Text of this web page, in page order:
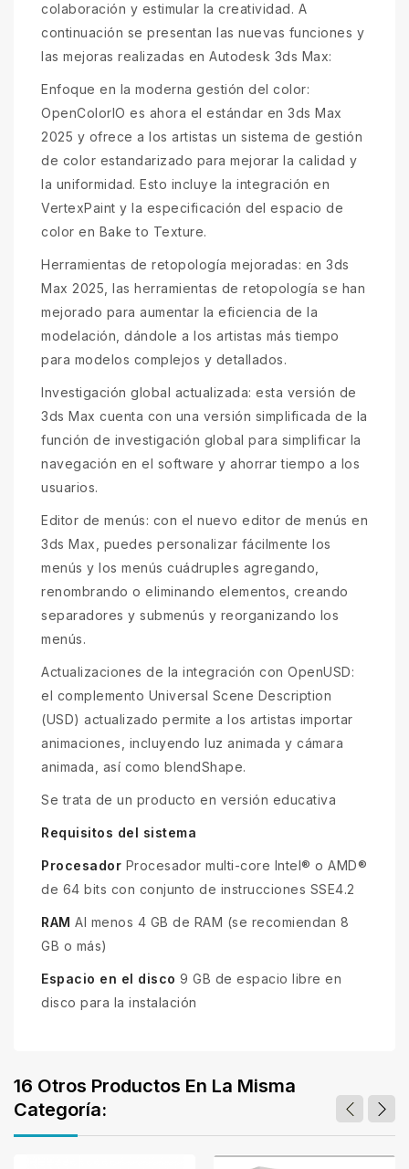
colaboración y estimular la creatividad. A
continuación se presentan las nuevas funciones y
las mejoras realizadas en Autodesk 3ds Max:
Enfoque en la moderna gestión del color:
OpenColorIO es ahora el estándar en 3ds Max
2025 y ofrece a los artistas un sistema de gestión
de color estandarizado para mejorar la calidad y
la uniformidad. Esto incluye la integración en
VertexPaint y la especificación del espacio de
color en Bake to Texture.
Herramientas de retopología mejoradas: en 3ds
Max 2025, las herramientas de retopología se han
mejorado para aumentar la eficiencia de la
modelación, dándole a los artistas más tiempo
para modelos complejos y detallados.
Investigación global actualizada: esta versión de
3ds Max cuenta con una versión simplificada de la
función de investigación global para simplificar la
navegación en el software y ahorrar tiempo a los
usuarios.
Editor de menús: con el nuevo editor de menús en
3ds Max, puedes personalizar fácilmente los
menús y los menús cuádruples agregando,
renombrando o eliminando elementos, creando
separadores y submenús y reorganizando los
menús.
Actualizaciones de la integración con OpenUSD:
el complemento Universal Scene Description
(USD) actualizado permite a los artistas importar
animaciones, incluyendo luz animada y cámara
animada, así como blendShape.
Se trata de un producto en versión educativa
Requisitos del sistema
Procesador Procesador multi-core Intel® o AMD®
de 64 bits con conjunto de instrucciones SSE4.2
RAM Al menos 4 GB de RAM (se recomiendan 8
GB o más)
Espacio en el disco 9 GB de espacio libre en
disco para la instalación
16 Otros Productos En La Misma
Categoría: